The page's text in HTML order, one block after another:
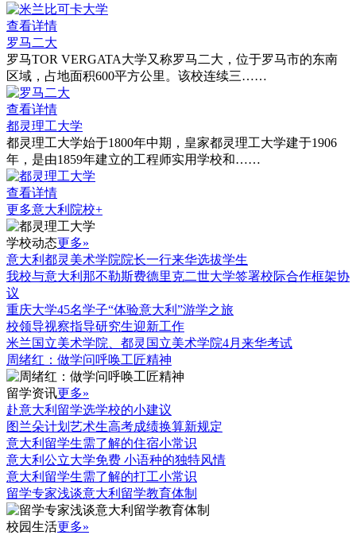
查看详情
罗马二大
罗马TOR VERGATA大学又称罗马二大，位于罗马市的东南
区域，占地面积600平方公里。该校连续三……
查看详情
都灵理工大学
都灵理工大学始于1800年中期，皇家都灵理工大学建于1906
年，是由1859年建立的工程师实用学校和……
查看详情
更多意大利院校+
学校动态更多»
意大利都灵美术学院院长一行来华选拔学生
我校与意大利那不勒斯费德里克二世大学签署校际合作框架协
议
重庆大学45名学子“体验意大利”游学之旅
校领导视察指导研究生迎新工作
米兰国立美术学院、都灵国立美术学院4月来华考试
周绪红：做学问呼唤工匠精神
留学资讯更多»
赴意大利留学选学校的小建议
图兰朵计划艺术生高考成绩换算新规定
意大利留学生需了解的住宿小常识
意大利公立大学免费 小语种的独特风情
意大利留学生需了解的打工小常识
留学专家浅谈意大利留学教育体制
校园生活更多»